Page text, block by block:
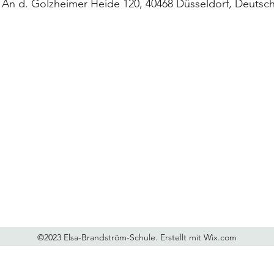
d. Golzheimer Heide 120, 40468 Düsseldorf,
©2023 Elsa-Brandström-Schule. Erstellt mit Wix.com